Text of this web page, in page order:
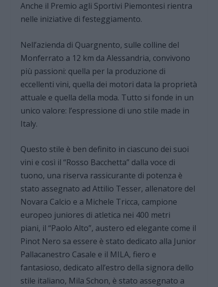
Anche il Premio agli Sportivi Piemontesi rientra
nelle iniziative di festeggiamento.
Nell’azienda di Quargnento, sulle colline del
Monferrato a 12 km da Alessandria, convivono
più passioni: quella per la produzione di
eccellenti vini, quella dei motori data la proprietà
attuale e quella della moda. Tutto si fonde in un
unico valore: l’espressione di uno stile made in
Italy.
Questo stile è ben definito in ciascuno dei suoi
vini e così il “Rosso Bacchetta” dalla voce di
tuono, una riserva rassicurante di potenza è
stato assegnato ad Attilio Tesser, allenatore del
Novara Calcio e a Michele Tricca, campione
europeo juniores di atletica nei 400 metri
piani, il “Paolo Alto”, austero ed elegante come il
Pinot Nero sa essere è stato dedicato alla Junior
Pallacanestro Casale e il MILA, fiero e
fantasioso, dedicato all’estro della signora dello
stile italiano, Mila Schon, è stato assegnato a